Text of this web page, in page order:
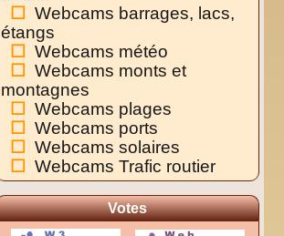
Webcams barrages, lacs,
étangs
Webcams météo
Webcams monts et
montagnes
Webcams plages
Webcams ports
Webcams solaires
Webcams Trafic routier
Votes